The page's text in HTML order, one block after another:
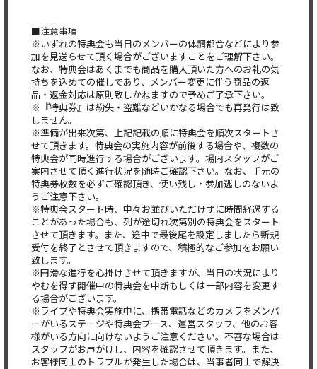
■注意事項
※いずれの特典会も当日のメンバーの体調都合などにより参
加を見送らせて頂く場合がございますことをご理解下さい。
なお、特典会はあくまでも商品を購入頂いた方へのお礼の気
持ちを込めての催しであり、メンバー変更に伴う商品の返
品・返金対応は原則致しかねますので予めご了承下さい。
※『特典券』は紛失・盗難などいかなる場合でも再発行は致
しません。
※準備が出来次第、上記記載の順に特典会を順次スタートさ
せて頂きます。特典会の実施内容が前後する場合や、複数の
特典会が同時進行する場合がございます。場内スタッフがご
案内させて頂く進行状況を随時ご確認下さい。なお、手元の
特典券枚数を必ずご確認頂き、使い残し・参加逃しのないよ
うご注意下さい。
※特典会スタート時、中々お並びいただけずに時間経過する
ことがあった場合も、列が途切れ次第別の特典会をスタート
させて頂きます。また、途中で最後尾を設定しましたら新規
受付を終了とさせて頂きますので、積極的なご参加をお願い
致します。
※円滑な進行を心掛けさせて頂きますが、当日の状況により
やむを得ず開催中の特典会を中断もしくは一部内容を変更す
る場合がございます。
※ライブや特典会実施中に、携帯電話などのカメラをメンバ
ーがいるステージや特典会ブース、運営スタッフ、他のお客
様がいる方向に向けないようご注意ください。不審な場合は
スタッフがお声がけし、内容を確認させて頂きます。また、
お客様同士のトラブルが発生した場合は、当事者同士で解決